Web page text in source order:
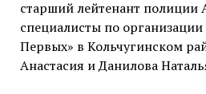
старший лейтенант полиции
специалисты по
Первых» в Кольчугинском
Анастасия и Данилова